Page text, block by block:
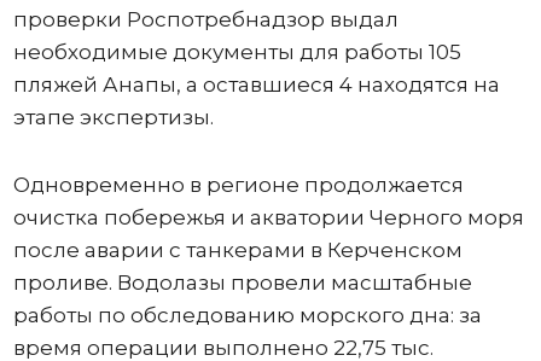
проверки Роспотребнадзор выдал
необходимые документы для работы 105
пляжей Анапы, а оставшиеся 4 находятся на
этапе экспертизы.
Одновременно в регионе продолжается
очистка побережья и акватории Черного моря
после аварии с танкерами в Керченском
проливе. Водолазы провели масштабные
работы по обследованию морского дна: за
время операции выполнено 22,75 тыс.